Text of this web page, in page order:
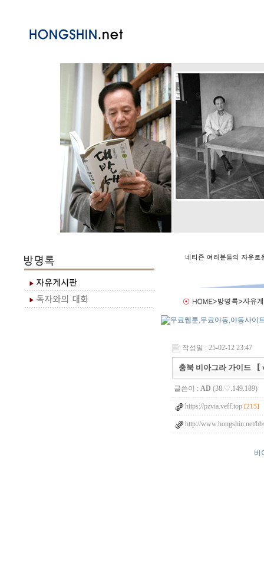
작성일 : 25-02-12 23:47
충북 비아그라 가이드 【
글쓴이 : AD (38.♡.149.189)
https://pzvia.veff.top [215]
http://www.hongshin.net/
비